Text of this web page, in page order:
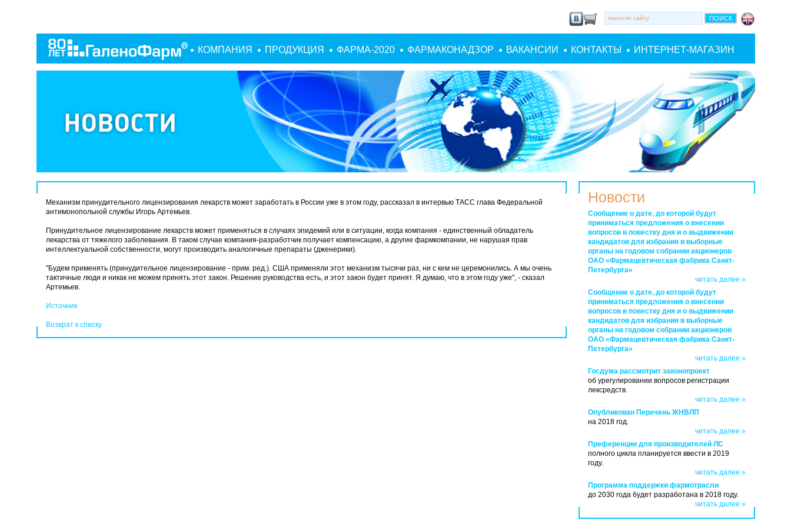
КОМПАНИЯ ПРОДУКЦИЯ ФАРМА-2020 ФАРМАКОНАДЗОР ВАКАНСИИ КОНТАКТЫ ИНТЕРНЕТ-МАГАЗИН
Механизм принудительного лицензирования лекарств может заработать в России уже в этом году, рассказал в интервьюТАСС глава Федеральной
антимонопольной службы Игорь Артемьев.
Принудительное лицензирование лекарств может применяться в случаях эпидемий или в ситуации, когда компания - единственный обладатель
лекарства от тяжелого заболевания. В таком случае компания-разработчик получает компенсацию, а другие фармкомпании, не нарушая прав
интеллектуальной собственности, могут производить аналогичные препараты (дженерики).
"Будем применять (принудительное лицензирование - прим. ред.). США применяли этот механизм тысячи раз, ни с кем не церемонились. А мы очень
тактичные люди и никак не можем принять этот закон. Решение руководства есть, и этот закон будет принят. Я думаю, что в этом году уже", - сказал
Артемьев.
Источник
Возврат к списку
Новости
Сообщение о дате, до которой будут
приниматься предложения о внесении
вопросов в повестку дня и о выдвижении
кандидатов для избрания в выборные
органы на годовом собрании акционеров
ОАО «Фармацевтическая фабрика Санкт-
Петербурга»
читать далее »
Сообщение о дате, до которой будут
приниматься предложения о внесении
вопросов в повестку дня и о выдвижении
кандидатов для избрания в выборные
органы на годовом собрании акционеров
ОАО «Фармацевтическая фабрика Санкт-
Петербурга»
читать далее »
Госдума рассмотрит законопроект
об урегулировании вопросов регистрации
лексредств.
читать далее »
Опубликован Перечень ЖНВЛП
на 2018 год.
читать далее »
Преференции для производителей ЛС
полного цикла планируется ввести в 2019
году.
читать далее »
Программа поддержки фармотрасли
до 2030 года будет разработана в 2018 году.
читать далее »